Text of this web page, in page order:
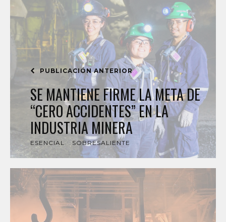
PUBLICACIÓN ANTERIOR
SE MANTIENE FIRME LA META DE
“CERO ACCIDENTES” EN LA
INDUSTRIA MINERA
ESENCIAL SOBRESALIENTE